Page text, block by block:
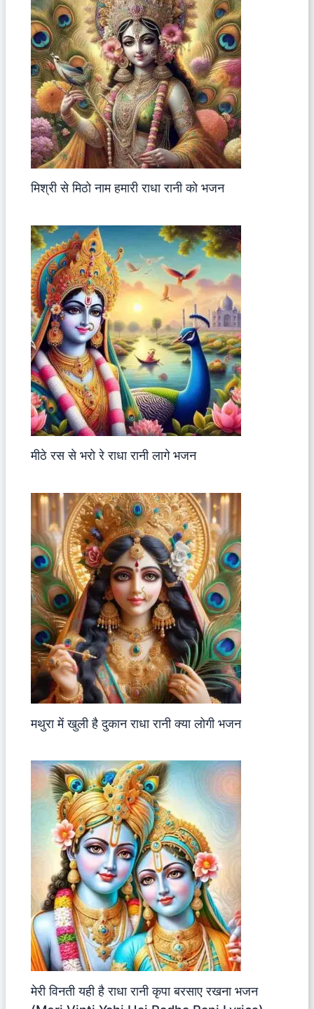
मिश्री से मिठो नाम हमारी राधा रानी को भजन
मीठे रस से भरो रे राधा रानी लागे भजन
मथुरा में खुली है दुकान राधा रानी क्या लोगी भजन
मेरी विनती यही है राधा रानी कृपा बरसाए रखना भजन